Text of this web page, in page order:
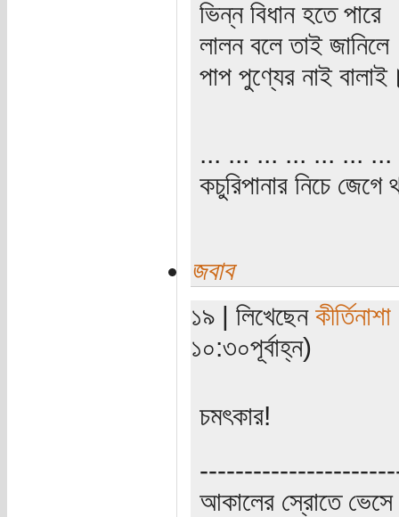
ভিন্ন বিধান হতে পারে
লালন বলে তাই জানিলে
পাপ পুণ্যের নাই
... ... ... ... ... ...
কচুরিপানার নিচে জেগে
জবাব
১৯ | লিখেছেন কীর্তিনাশা
১০:৩০পূর্বাহ্ন)
চমৎকার!
আকালের স্রোতে ভেসে